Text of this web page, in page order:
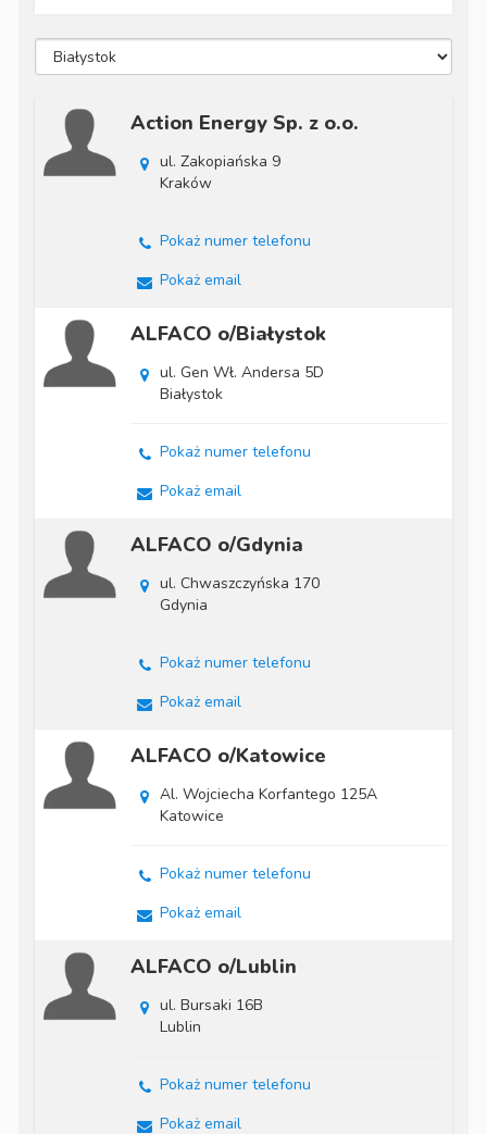
Action Energy Sp. z o.o.
ul. Zakopiańska 9
Kraków
Pokaż numer telefonu
Pokaż email
ALFACO o/Białystok
ul. Gen Wł. Andersa 5D
Białystok
Pokaż numer telefonu
Pokaż email
ALFACO o/Gdynia
ul. Chwaszczyńska 170
Gdynia
Pokaż numer telefonu
Pokaż email
ALFACO o/Katowice
Al. Wojciecha Korfantego 125A
Katowice
Pokaż numer telefonu
Pokaż email
ALFACO o/Lublin
ul. Bursaki 16B
Lublin
Pokaż numer telefonu
Pokaż email